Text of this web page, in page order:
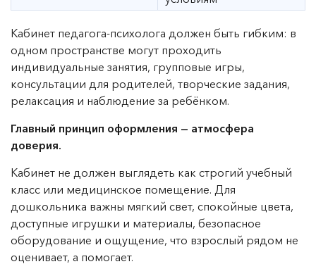
Кабинет педагога-психолога должен быть гибким: в
одном пространстве могут проходить
индивидуальные занятия, групповые игры,
консультации для родителей, творческие задания,
релаксация и наблюдение за ребёнком.
Главный принцип оформления — атмосфера
доверия.
Кабинет не должен выглядеть как строгий учебный
класс или медицинское помещение. Для
дошкольника важны мягкий свет, спокойные цвета,
доступные игрушки и материалы, безопасное
оборудование и ощущение, что взрослый рядом не
оценивает, а помогает.